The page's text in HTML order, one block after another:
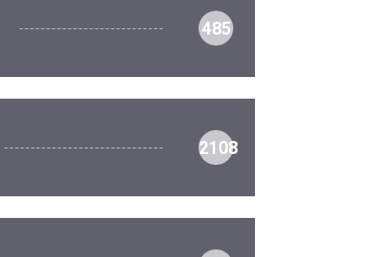
485
2108